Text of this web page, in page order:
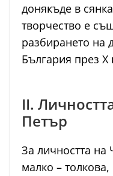
донякъде в
творчество е
разбирането на
България през X
II.
Петър
За личността
малко – толкова,